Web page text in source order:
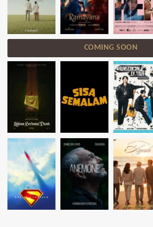
COMING SOON